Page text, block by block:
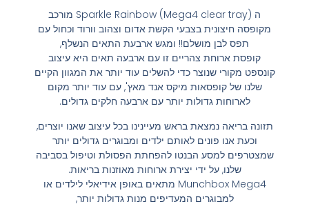
ה Sparkle Rainbow (Mega4 clear tray) מורכב
מקופסה חיצונית בצבעי הקשת אדום וצהוב וורוד וכחול עם
תפס לבן מושלם!! ומגש ארבעת התאים הנשלף,
קופסת ארוחת צהריים זו עם ארבעה תאים היא עיצוב
קונספט מקורי שנוצר כדי להשלים עוד יותר את המגוון הקיים
שלנו של קופסאות מיקס אנד מאץ', עם עוד יותר מקום
לארוחות גדולות יותר עם ארבעה חלקים גדולים.
תזונה בריאה נמצאת בראש מעיינינו בכל עיצוב שאנו יוצרים,
וכעת אנו פונים לאותם ילדים ומבוגרים גדולים יותר
שמצטרפים למסע הבנטו להפחתת הפסולת וטיפול בסביבה
שלנו, על ידי יצירת ארוחות מאוזנות בריאות.
Munchbox Mega4 מתאים באופן אידיאלי לילדים או
למבוגרים המעדיפים מנות גדולות יותר,